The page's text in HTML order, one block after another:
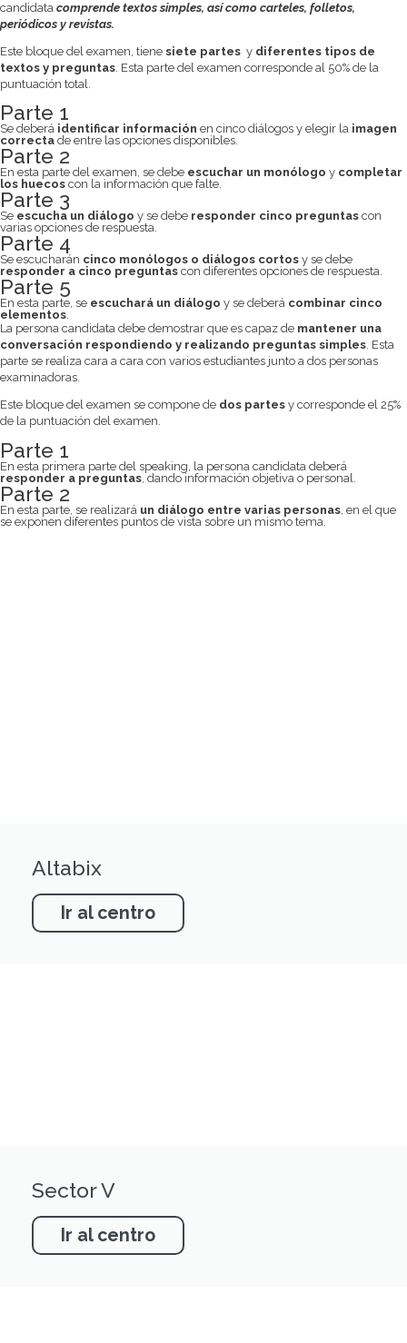
candidata comprende textos simples, así como carteles, folletos,
periódicos y revistas.
Este bloque del examen, tiene siete partes y diferentes tipos de
textos y preguntas . Esta parte del examen corresponde al 50% de la
puntuación total.
Parte 1
Se deberá identificar información en cinco diálogos y elegir la imagen
correcta de entre las opciones disponibles.
Parte 2
En esta parte del examen, se debe escuchar un monólogo y completar
los huecos con la información que falte.
Parte 3
Se escucha un diálogo y se debe responder cinco preguntas con
varias opciones de respuesta.
Parte 4
Se escucharán cinco monólogos o diálogos cortos y se debe
responder a cinco preguntas con diferentes opciones de respuesta.
Parte 5
En esta parte, se escuchará un diálogo y se deberá combinar cinco
elementos.
La persona candidata debe demostrar que es capaz de mantener una
conversación respondiendo y realizando preguntas simples. Esta
parte se realiza cara a cara con varios estudiantes junto a dos personas
examinadoras.
Este bloque del examen se compone de dos partes y corresponde el 25%
de la puntuación del examen.
Parte 1
En esta primera parte del speaking, la persona candidata deberá
responder a preguntas , dando información objetiva o personal.
Parte 2
En esta parte, se realizará un diálogo entre varias personas , en el que
se exponen diferentes puntos de vista sobre un mismo tema.
Altabix
Ir al centro
Sector V
Ir al centro